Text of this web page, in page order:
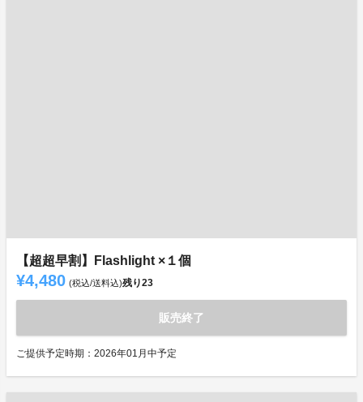
【超超早割】Flashlight ×１個
¥4,480 (税込/送料込)残り23
販売終了
ご提供予定時期：2026年01月中予定